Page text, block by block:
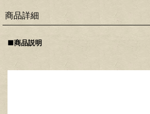
商品詳細
■商品説明